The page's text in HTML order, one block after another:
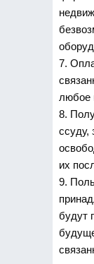
7.
любое
8.
ссуду,
их
9.
будут